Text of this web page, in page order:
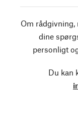
Om rådgivning,
dine
personligt
Du kan